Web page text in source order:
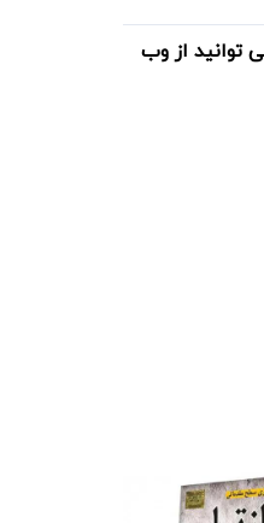
توانید از وب